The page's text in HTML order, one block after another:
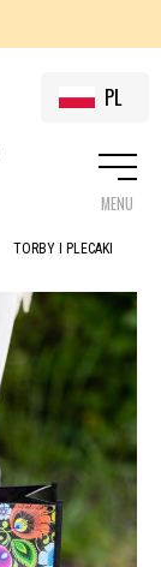
PL
MENU
TORBY I PLECAKI